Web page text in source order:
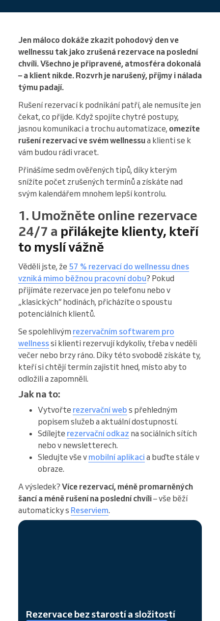
Jen máloco dokáže zkazit pohodový den ve
wellnessu tak jako zrušená rezervace na poslední
chvíli. Všechno je připravené, atmosféra dokonalá
– a klient nikde. Rozvrh je narušený, příjmy i nálada
týmu padají.
Rušení rezervací k podnikání patří, ale nemusíte jen
čekat, co přijde. Když spojíte chytré postupy,
jasnou komunikaci a trochu automatizace, omezíte
rušení rezervací ve svém wellnessua klienti se k
vám budou rádi vracet.
Přinášíme sedm ověřených tipů, díky kterým
snížíte počet zrušených termínů a získáte nad
svým kalendářem mnohem lepší kontrolu.
1. Umožněte online rezervace
24/7 a přilákejte klienty, kteří
to myslí vážně
Věděli jste, že 57 % rezervací do wellnessu dnes
vzniká mimo běžnou pracovní dobu? Pokud
přijímáte rezervace jen po telefonu nebo v
„klasických“ hodinách, přicházíte o spoustu
potenciálních klientů.
Se spolehlivým rezervačním softwarem pro
wellnesssi klienti rezervují kdykoliv, třeba v neděli
večer nebo brzy ráno. Díky této svobodě získáte ty,
kteří si chtějí termín zajistit hned, místo aby to
odložili a zapomněli.
Jak na to:
Vytvořte rezervační web s přehledným
popisem služeb a aktuální dostupností.
Sdílejte rezervační odkaz na sociálních sítích
nebo v newsletterech.
Sledujte vše v mobilní aplikaci a buďte stále v
obraze.
A výsledek? Více rezervací, méně promarněných
šancí a méně rušení na poslední chvíli– vše běží
automaticky s Reserviem.
Rezervace bez starostí a složitostí